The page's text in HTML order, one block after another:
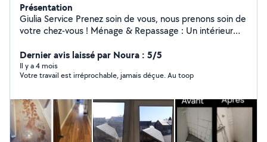
Présentation
Giulia Service Prenez soin de vous, nous prenons soin de
votre chez-vous ! Ménage & Repassage : Un intérieur
accompagnement humain et chaleureux. Gain de temps
: Libérez-vous des contraintes quotidiennes.
Intervention sur Vienne et aux alentours. Contactez-
Dernier avis laissé par Noura : 5/5
Il y a 4 mois
Votre travail est irréprochable, jamais déçue. Au toop